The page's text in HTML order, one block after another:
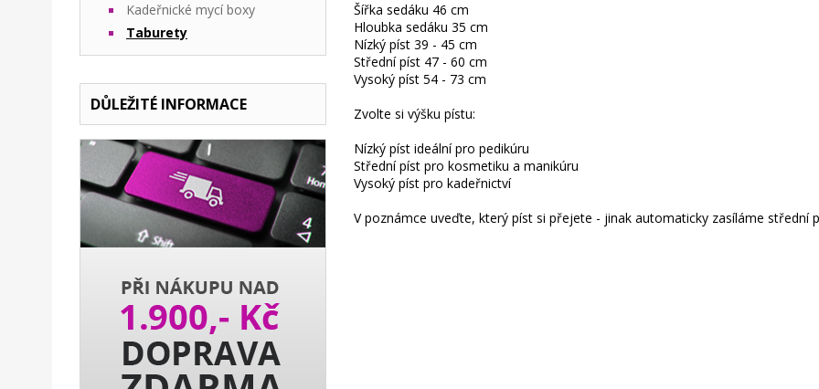
Kadeřnické mycí boxy
Taburety
DŮLEŽITÉ INFORMACE
Šířka sedáku 46 cm
Hloubka sedáku 35 cm
Nízký píst 39 - 45 cm
Střední píst 47 - 60 cm
Vysoký píst 54 - 73 cm
Zvolte si výšku pístu:
Nízký píst ideální pro pedikúru
Střední píst pro kosmetiku a manikúru
Vysoký píst pro kadeřnictví
V poznámce uveďte, který píst si přejete - jinak automaticky zasíláme střední